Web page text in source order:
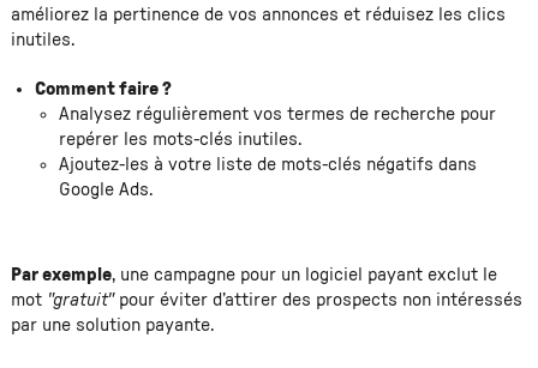
améliorez la pertinence de vos annonces et réduisez les clics
inutiles.
Comment faire ?
Analysez régulièrement vos termes de recherche pour
repérer les mots-clés inutiles.
Ajoutez-les à votre liste de mots-clés négatifs dans
Google Ads.
Par exemple, une campagne pour un logiciel payant exclut le
mot "gratuit"pour éviter d’attirer des prospects non intéressés
par une solution payante.